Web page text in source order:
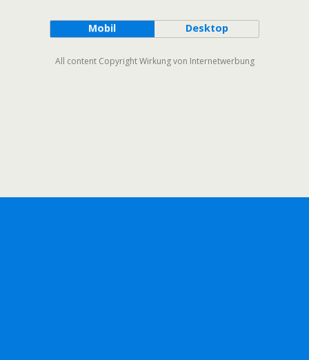
Mobil Desktop
All content Copyright Wirkung von Internetwerbung